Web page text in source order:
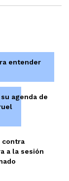
entender
agenda de
contra
a la sesión